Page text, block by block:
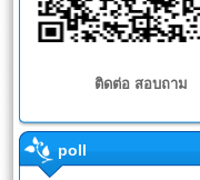
ติดต่อ สอบถาม
poll